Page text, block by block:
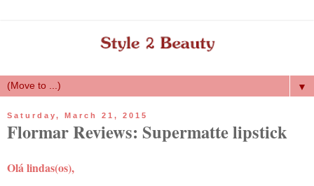
▼
Saturday, March 21, 2015
Flormar Reviews: Supermatte lipstick
Olá lindas(os),